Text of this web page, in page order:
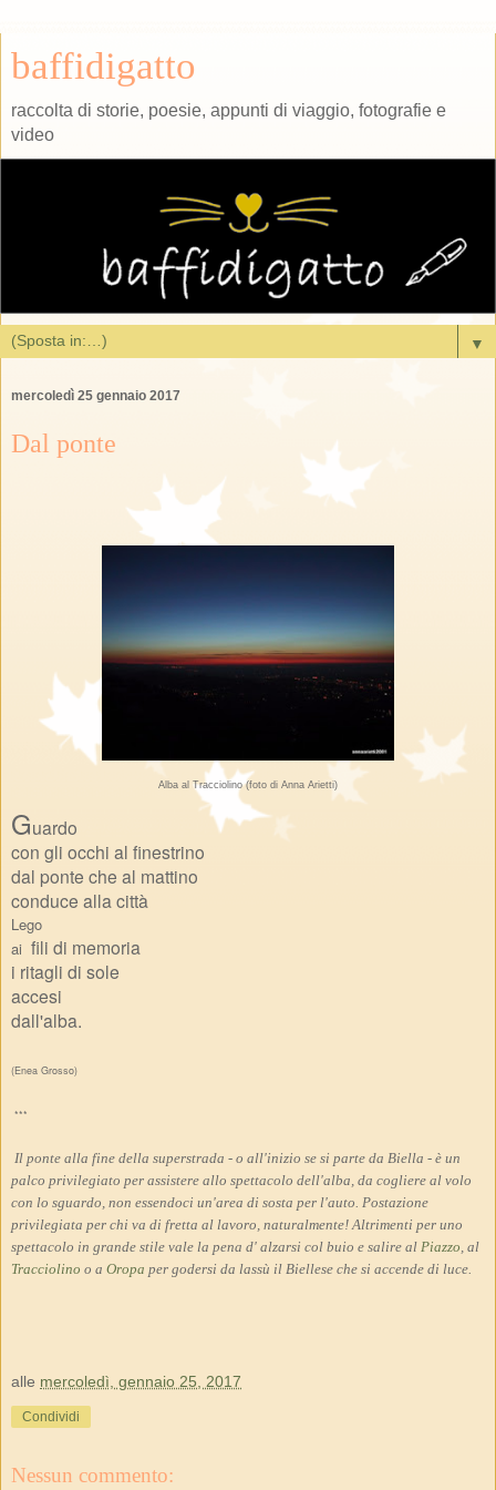
baffidigatto
raccolta di storie, poesie, appunti di viaggio, fotografie e
video
▼
mercoledì 25 gennaio 2017
Dal ponte
Alba al Tracciolino (foto di Anna Arietti)
Guardo
con gli occhi al finestrino
dal ponte che al mattino
conduce alla città
Lego
ai fili di memoria
i ritagli di sole
accesi
dall'alba.
(Enea Grosso)
***
Il ponte alla fine della superstrada - o all'inizio se si parte da Biella - è un
palco privilegiato per assistere allo spettacolo dell'alba da cogliere al volo
con lo sguardo, non essendoci un'area di sosta per l'auto. Postazione
privilegiata per chi va di fretta al lavoro, naturalmente! Altrimenti per uno
spettacolo in grande stile vale la pena d' alzarsi col buio e salire al Piazzo , al
Tracciolino o a Oropa per godersi da lassù il Biellese che si accende di luce.
alle mercoledì, gennaio 25, 2017
Condividi
Nessun commento: